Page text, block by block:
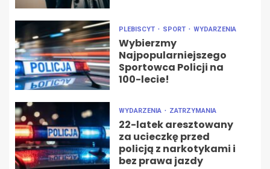
PLEBISCYT SPORT WYDARZENIA
Wybierzmy
Najpopularniejszego
Sportowca Policji na
100-lecie!
WYDARZENIA ZATRZYMANIA
22-latek aresztowany
za ucieczkę przed
policją z narkotykami i
bez prawa jazdy